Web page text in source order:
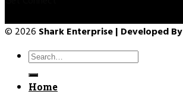
© 2026 Shark Enterprise | Developed By
Search
for:
Home